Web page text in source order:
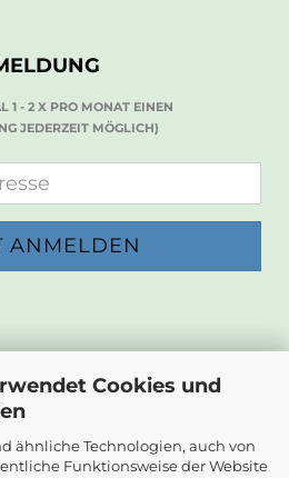
Cookies und
ähnliche Technologien, auch von
Funktionsweise der Website
1 - 2 X PRO MONAT EINEN
JEDERZEIT MÖGLICH)